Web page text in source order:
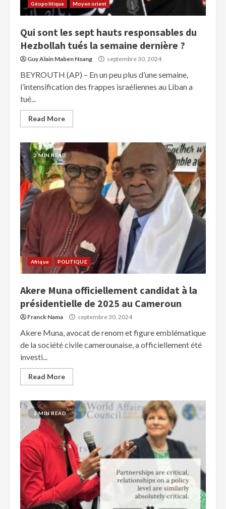
Géopolitique Moyen orient
Qui sont les sept hauts responsables du
Hezbollah tués la semaine dernière ?
Guy Alain Maben Nsang septembre 30, 2024
BEYROUTH (AP) – En un peu plus d’une semaine,
l’intensification des frappes israéliennes au Liban a
tué...
Read More
2 MIN READ
Afrique POLITIQUE
Akere Muna officiellement candidat à la
présidentielle de 2025 au Cameroun
Franck Nama septembre 30, 2024
Akere Muna, avocat de renom et figure emblématique
de la société civile camerounaise, a officiellement été
investi...
Read More
2 MIN READ